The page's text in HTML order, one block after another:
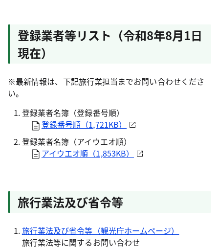
登録業者等リスト（令和8年8月1日
現在）
※最新情報は、下記旅行業担当までお問い合わせくださ
い。
登録業者名簿（登録番号順）
登録番号順（1,721KB）
登録業者名簿（アイウエオ順）
アイウエオ順（1,853KB）
旅行業法及び省令等
旅行業法及び省令等（観光庁ホームページ）
旅行業法等に関するお問い合わせ